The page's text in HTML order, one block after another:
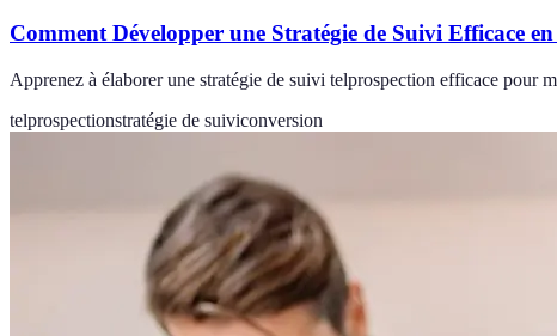
Comment Développer une Stratégie de Suivi Efficace
Apprenez à élaborer une stratégie de suivi telprospection efficace pour
telprospectionstratégie de suiviconversion